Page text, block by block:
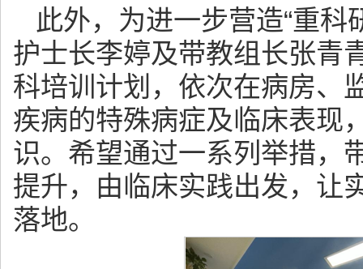
此外，为进一步营造“重
护士长李婷及带教组长张青
科培训计划，依次在病房、
疾病的特殊病症及临床表现
识。希望通过一系列举措，
提升，由临床实践出发，让
落地。